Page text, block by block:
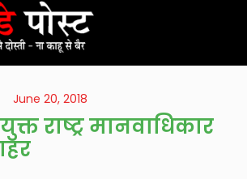
June 20, 2018
राष्ट्र मानवाधिकार